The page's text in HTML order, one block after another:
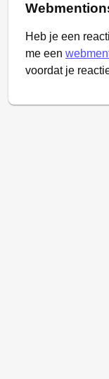
Heb je een
me een
voordat je